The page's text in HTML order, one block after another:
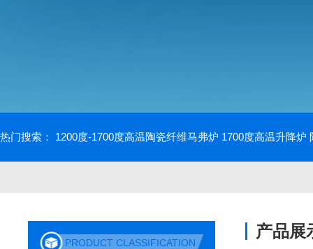
热门搜索： 1200度-1700度高温陶瓷纤维马弗炉 1700度高温升降炉
PRODUCT CLASSIFICATION
产品展